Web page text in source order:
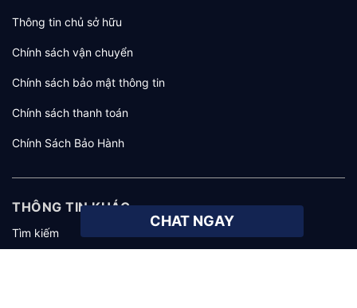
CHAT NGAY
Thông tin chủ sở hữu
Chính sách vận chuyển
Chính sách bảo mật thông tin
Chính sách thanh toán
Chính Sách Bảo Hành
THÔNG TIN KHÁC
Tìm kiếm